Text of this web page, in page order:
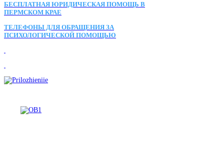
БЕСПЛАТНАЯ ЮРИДИЧЕСКАЯ ПОМОЩЬ В
ПЕРМСКОМ КРАЕ
ТЕЛЕФОНЫ ДЛЯ ОБРАЩЕНИЯ ЗА
ПСИХОЛОГИЧЕСКОЙ ПОМОЩЬЮ